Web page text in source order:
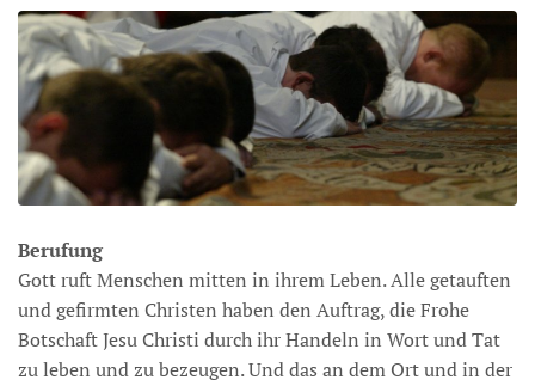
Berufung
Gott ruft Menschen mitten in ihrem Leben. Alle getauften
und gefirmten Christen haben den Auftrag, die Frohe
Botschaft Jesu Christi durch ihr Handeln in Wort und Tat
zu leben und zu bezeugen. Und das an dem Ort und in der